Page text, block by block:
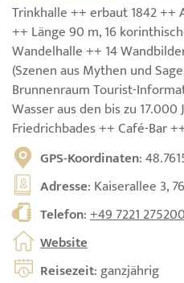
Trinkhalle ++ erbaut 1842
++ Länge 90 m, 16
Wandelhalle ++ 14
(Szenen aus Mythen und
Brunnenraum Tourist-
Wasser aus den bis zu
Friedrichbades ++ Café-Bar
GPS-Koordinaten:
Adresse: Kaiserallee 3,
Telefon:+49 7221
Website
Reisezeit: ganzjährig